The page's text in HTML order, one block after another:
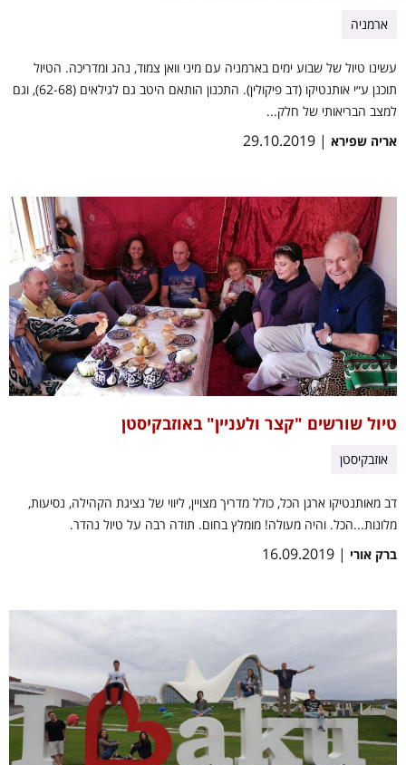
ארמניה
עשינו טיול של שבוע ימים בארמניה עם מיני וואן צמוד, נהג ומדריכה. הטיול
תוכנן ע״י אותנטיקו (דב פיקולין). התכנון הותאם היטב גם לגילאים (62-68), וגם
למצב הבריאותי של חלק...
אריה שפירא | 29.10.2019
טיול שורשים "קצר ולעניין" באוזבקיסטן
אוזבקיסטן
דב מאותנטיקו ארגן הכל, כולל מדריך מצויין, ליווי של נציגת הקהילה, נסיעות,
מלונות...הכל. והיה מעולה! מומלץ בחום. תודה רבה על טיול נהדר.
ברק אורי | 16.09.2019